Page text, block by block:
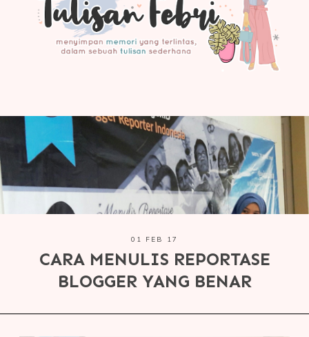
01 FEB 17
CARA MENULIS REPORTASE
BLOGGER YANG BENAR